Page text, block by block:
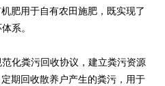
肥用于自有农田施肥，既实现了
系。
化粪污回收协议，建立粪污资源
期回收散养户产生的粪污，用于